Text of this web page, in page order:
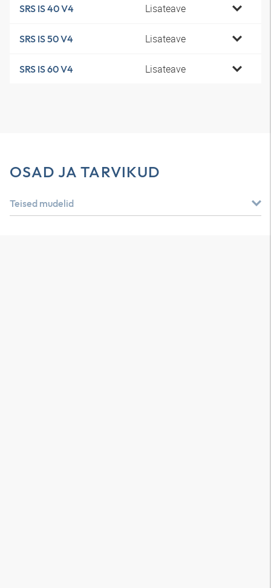
SRS IS 40 V4 Lisateave
SRS IS 50 V4 Lisateave
SRS IS 60 V4 Lisateave
OSAD JA TARVIKUD
Teised mudelid